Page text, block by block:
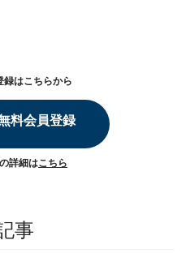
録はこちらから
料会員登録
詳細はこちら
事